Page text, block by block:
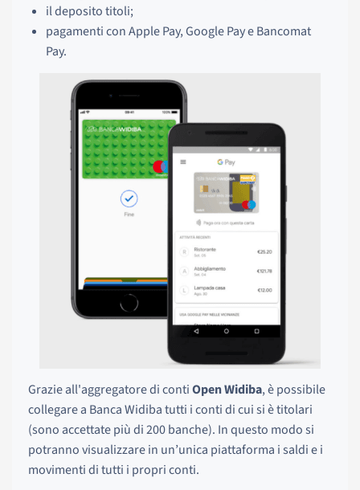
il deposito titoli;
pagamenti con Apple Pay, Google Pay e Bancomat
Pay.
Grazie all'aggregatore di contiOpen Widiba, è possibile
collegare a Banca Widiba tutti i conti di cui si è titolari
(sono accettate più di 200 banche). In questo modo si
potranno visualizzare in un’unica piattaforma i saldi e i
movimenti di tutti i propri conti.